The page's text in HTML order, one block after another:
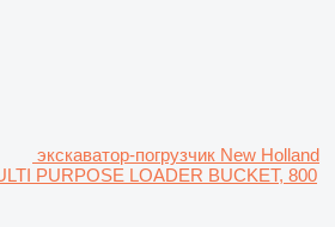
экскаватор-погрузчик New Holland
PURPOSE LOADER BUCKET, 800